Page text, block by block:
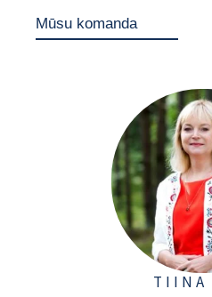
Mūsu komanda
TIINA